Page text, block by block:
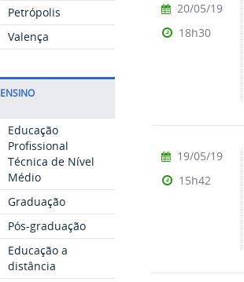
Petrópolis
Valença
ENSINO
Educação
Profissional
Técnica de Nível
Médio
Graduação
Pós-graduação
Educação a
distância
20/05/19
18h30
19/05/19
15h42